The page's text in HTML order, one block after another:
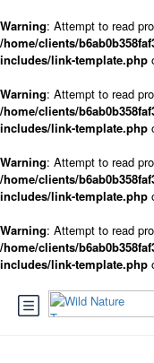
Warning: Attempt to read
/home/clients/
includes/link-template.php
Warning: Attempt to read
/home/clients/
includes/link-template.php
Warning: Attempt to read
/home/clients/
includes/link-template.php
Warning: Attempt to read
/home/clients/
includes/link-template.php